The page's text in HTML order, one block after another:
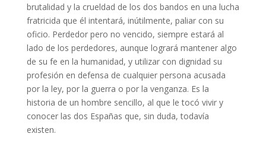
brutalidad y la crueldad de los dos bandos en una lucha
fratricida que él intentará, inútilmente, paliar con su
oficio. Perdedor pero no vencido, siempre estará al
lado de los perdedores, aunque logrará mantener algo
de su fe en la humanidad, y utilizar con dignidad su
profesión en defensa de cualquier persona acusada
por la ley, por la guerra o por la venganza. Es la
historia de un hombre sencillo, al que le tocó vivir y
conocer las dos Españas que, sin duda, todavía
existen.